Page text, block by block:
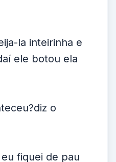
la inteirinha e
ele botou ela
o
fiquei de pau